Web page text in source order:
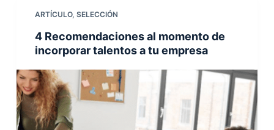
ARTÍCULO, SELECCIÓN
4 Recomendaciones al momento de
incorporar talentos a tu empresa